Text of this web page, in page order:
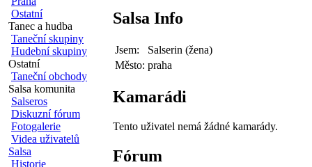
Ostatní
Tanec a hudba
Taneční skupiny
Hudební skupiny
Ostatní
Taneční obchody
Salsa komunita
Salseros
Diskuzní fórum
Fotogalerie
Videa uživatelů
Salsa
Historie
Salsa Info
Jsem:
Salserin (žena)
Město: praha
Kamarádi
Tento uživatel nemá žádné kamarády.
Fórum